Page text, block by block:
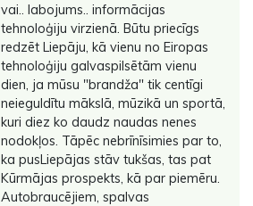
vai.. labojums.. informācijas
tehnoloģiju virzienā. Būtu priecīgs
redzēt Liepāju, kā vienu no Eiropas
tehnoloģiju galvaspilsētām vienu
dien, ja mūsu "brandža" tik centīgi
neieguldītu mākslā, mūzikā un sportā,
kuri diez ko daudz naudas nenes
nodokļos. Tāpēc nebrīnīsimies par to,
ka pusLiepājas stāv tukšas, tas pat
Kūrmājas prospekts, kā par piemēru.
Autobraucējiem, spalvas